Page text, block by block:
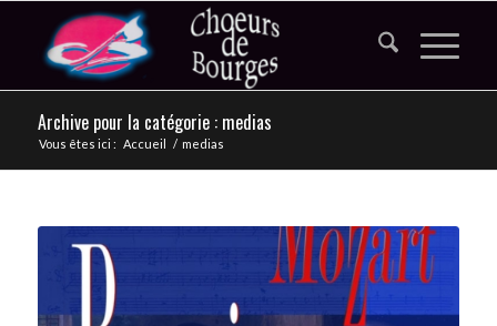
Archive pour la catégorie : medias
Vous êtes ici : Accueil / medias